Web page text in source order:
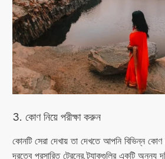
3. কোণ নিয়ে পরীক্ষা করুন
কোনটি সেরা দেখায় তা দেখতে আপনি বিভিন্ন কোণ
দূরত্বে প্রসারিত ট্রেনের ট্র্যাকগুলির একটি অনন্য